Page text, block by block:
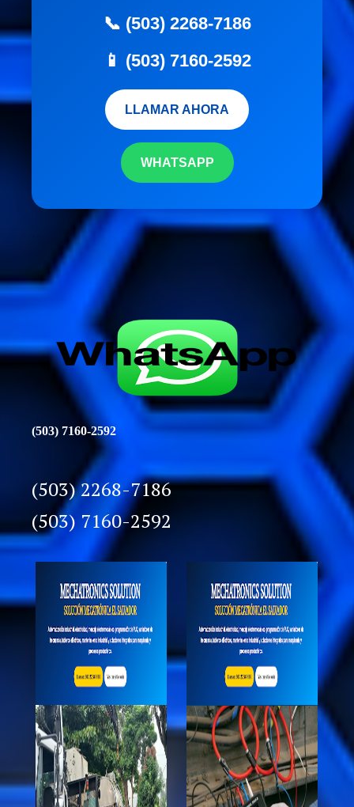
📞 (503) 2268-7186
📱 (503) 7160-2592
LLAMAR AHORA
WHATSAPP
(503) 7160-2592
(503) 2268-7186
(503) 7160-2592